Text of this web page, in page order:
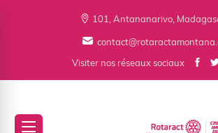
101, Antananarivo,
Visiter nos réseaux sociaux